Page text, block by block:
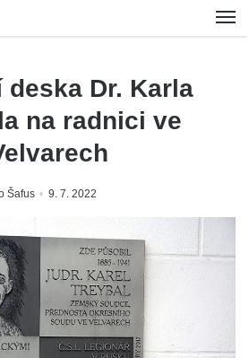
deska Dr. Karla
na radnici ve
Šafus 9. 7. 2022